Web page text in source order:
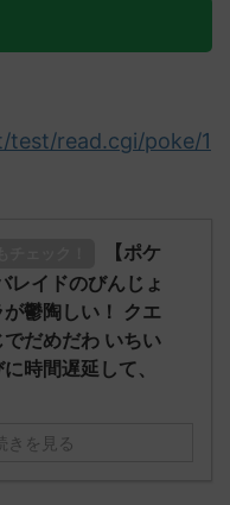
read.cgi/poke/1
【ポケ
レイドのびんじょ
鬱陶しい！ クエ
だめだわ いちい
時間遅延して、
きを見る